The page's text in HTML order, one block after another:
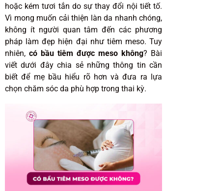
hoặc kém tươi tắn do sự thay đổi nội tiết tố.
Vì mong muốn cải thiện làn da nhanh chóng,
không ít người quan tâm đến các phương
pháp làm đẹp hiện đại như tiêm meso. Tuy
nhiên, có bầu tiêm được meso không? Bài
viết dưới đây chia sẻ những thông tin cần
biết để mẹ bầu hiểu rõ hơn và đưa ra lựa
chọn chăm sóc da phù hợp trong thai kỳ.